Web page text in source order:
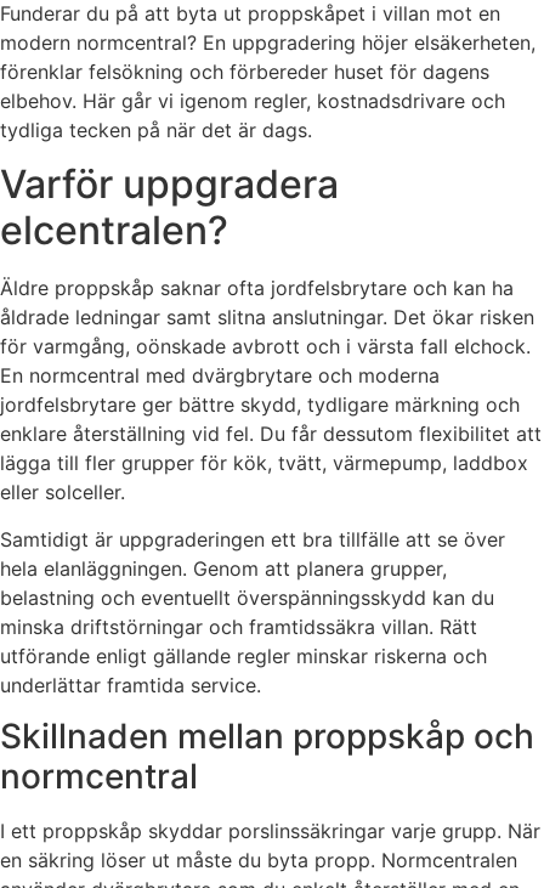
Funderar du på att byta ut proppskåpet i villan mot en
modern normcentral? En uppgradering höjer elsäkerheten,
förenklar felsökning och förbereder huset för dagens
elbehov. Här går vi igenom regler, kostnadsdrivare och
tydliga tecken på när det är dags.
Varför uppgradera
elcentralen?
Äldre proppskåp saknar ofta jordfelsbrytare och kan ha
åldrade ledningar samt slitna anslutningar. Det ökar risken
för varmgång, oönskade avbrott och i värsta fall elchock.
En normcentral med dvärgbrytare och moderna
jordfelsbrytare ger bättre skydd, tydligare märkning och
enklare återställning vid fel. Du får dessutom flexibilitet att
lägga till fler grupper för kök, tvätt, värmepump, laddbox
eller solceller.
Samtidigt är uppgraderingen ett bra tillfälle att se över
hela elanläggningen. Genom att planera grupper,
belastning och eventuellt överspänningsskydd kan du
minska driftstörningar och framtidssäkra villan. Rätt
utförande enligt gällande regler minskar riskerna och
underlättar framtida service.
Skillnaden mellan proppskåp och
normcentral
I ett proppskåp skyddar porslinssäkringar varje grupp. När
en säkring löser ut måste du byta propp. Normcentralen